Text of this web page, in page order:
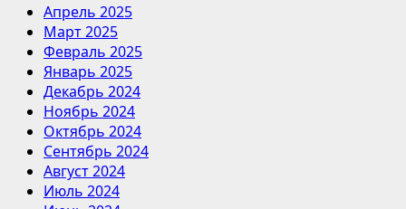
Апрель 2025
Март 2025
Февраль 2025
Январь 2025
Декабрь 2024
Ноябрь 2024
Октябрь 2024
Сентябрь 2024
Август 2024
Июль 2024